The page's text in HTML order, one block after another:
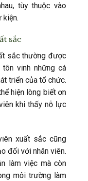
tùy thuộc vào
kiện.
sắc
sắc thường được
vinh những cá
triển của tổ chức.
hiện lòng biết ơn
khi thấy nỗ lực
xuất sắc cũng
đối với nhân viên.
làm việc mà còn
môi trường làm